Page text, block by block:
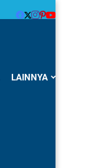
LAINNYA